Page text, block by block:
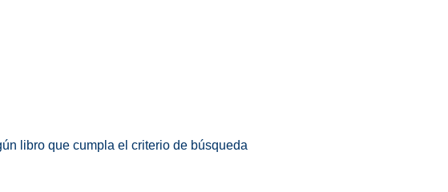
libro que cumpla el criterio de búsqueda